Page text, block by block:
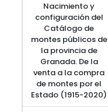
Nacimiento y
configuración del
Catálogo de
montes públicos de
la provincia de
Granada. De la
venta a la compra
de montes por el
Estado (1915-2020)